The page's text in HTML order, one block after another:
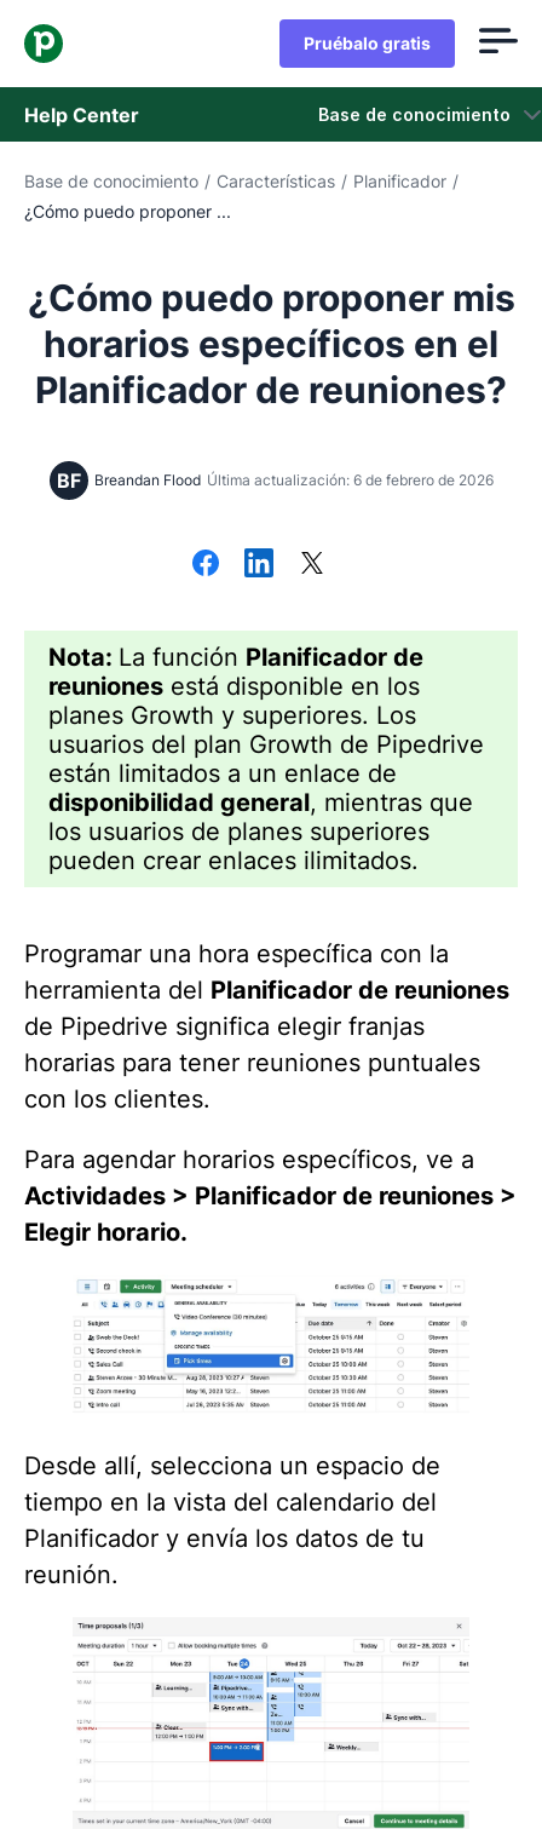
Pruébalo gratis
Help Center Base de conocimiento
Base de conocimiento
Contáctanos
Base de conocimiento / Características / Planificador /
¿Cómo puedo proponer ...
¿Cómo puedo proponer mis
horarios específicos en el
Planificador de reuniones?
BF Breandan Flood Última actualización: 6 de febrero de 2026
Nota: La función Planificador de
reuniones está disponible en los
planes Growth y superiores. Los
usuarios del plan Growth de Pipedrive
están limitados a un enlace de
disponibilidad general, mientras que
los usuarios de planes superiores
pueden crear enlaces ilimitados.
Programar una hora específica con la
herramienta del Planificador de reuniones
de Pipedrive significa elegir franjas
horarias para tener reuniones puntuales
con los clientes.
Para agendar horarios específicos, ve a
Actividades > Planificador de reuniones >
Elegir horario.
Desde allí, selecciona un espacio de
tiempo en la vista del calendario del
Planificador y envía los datos de tu
reunión.